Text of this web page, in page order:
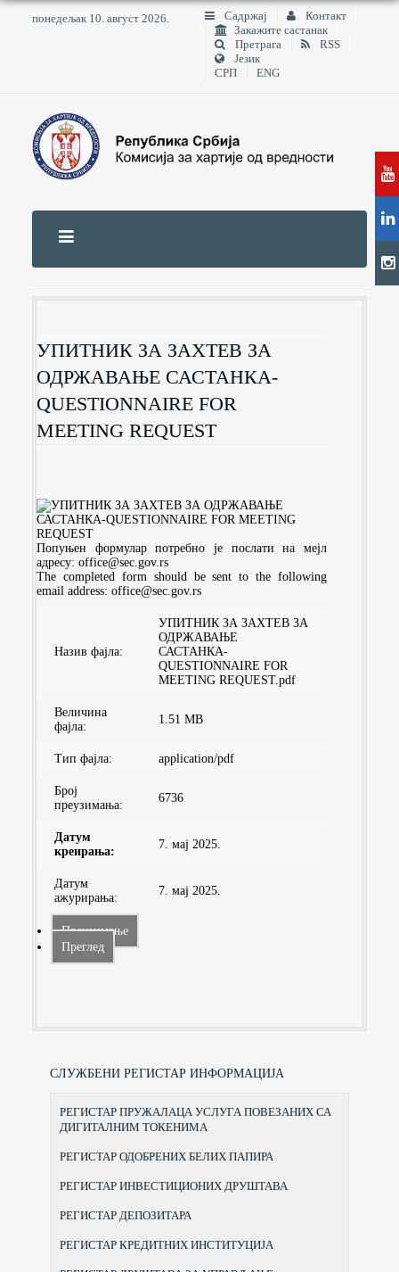
понедељак 10. август 2026. Садржај
Контакт
Закажите састанак
Претрага
RSS
Језик
СРП
ENG
УПИТНИК ЗА ЗАХТЕВ ЗА
ОДРЖАВАЊЕ САСТАНКА-
QUESTIONNAIRE FOR
MEETING REQUEST
Попуњен формулар потребно је послати на мејл
адресу: office@sec.gov.rs
The completed form should be sent to the following
email address: office@sec.gov.rs
Назив фајла:
УПИТНИК ЗА ЗАХТЕВ ЗА
ОДРЖАВАЊЕ
САСТАНКА-
QUESTIONNAIRE FOR
MEETING REQUEST.pdf
Величина
фајла:
1.51 MB
Тип фајла: application/pdf
Број
преузимaња:
6736
Датум
креирања:
7. мај 2025.
Датум
ажурирања:
7. мај 2025.
Преузимање
Преглед
СЛУЖБЕНИ РЕГИСТАР ИНФОРМАЦИЈА
РЕГИСТАР ПРУЖАЛАЦА УСЛУГА ПОВЕЗАНИХ СА
ДИГИТАЛНИМ ТОКЕНИМА
РЕГИСТАР ОДОБРЕНИХ БЕЛИХ ПАПИРА
РЕГИСТАР ИНВЕСТИЦИОНИХ ДРУШТАВА
РЕГИСТАР ДЕПОЗИТАРА
РЕГИСТАР КРЕДИТНИХ ИНСТИТУЦИЈА